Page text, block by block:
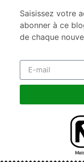
Saisissez votre
abonner à ce
de chaque